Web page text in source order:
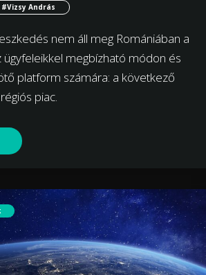
#Vizsy András
nem áll meg Romániában a
ügyfeleikkel megbízható módon és
platform számára: a következő
piac.